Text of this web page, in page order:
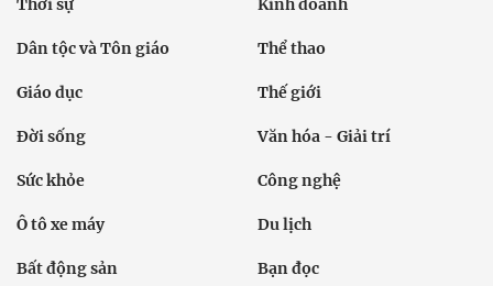
Thời sự Kinh doanh
Dân tộc và Tôn giáo Thể thao
Giáo dục Thế giới
Đời sống Văn hóa - Giải trí
Sức khỏe Công nghệ
Ô tô xe máy Du lịch
Bất động sản Bạn đọc